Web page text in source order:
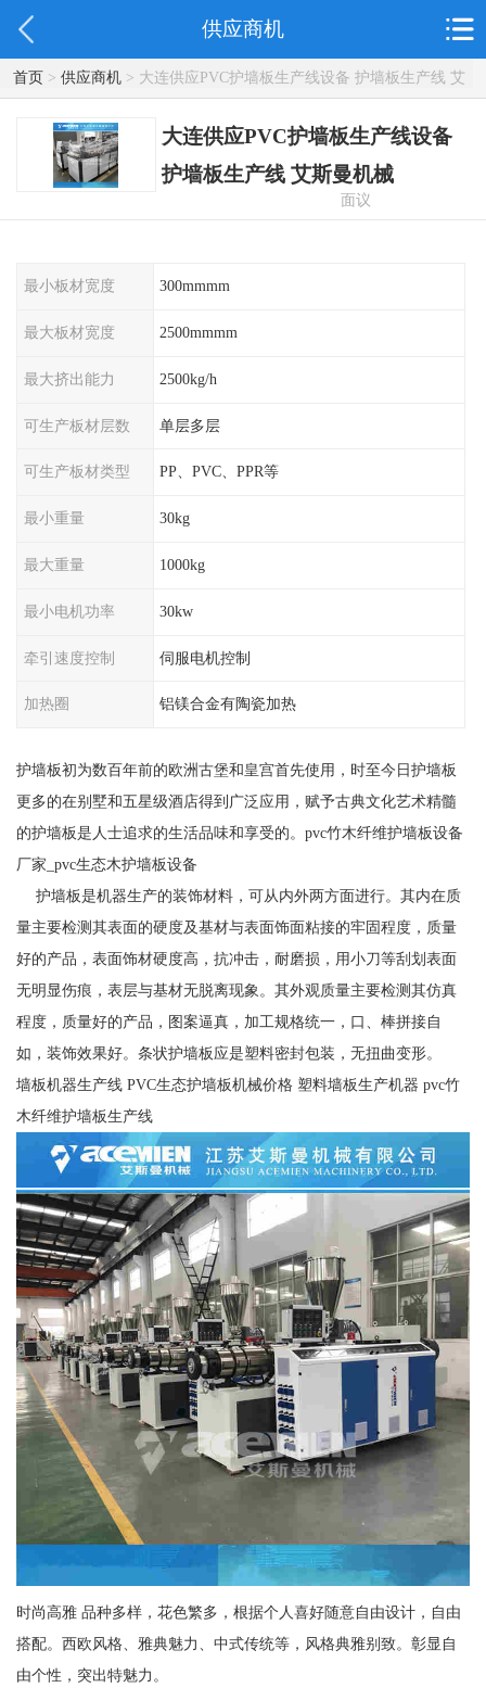
供应商机
首页> 供应商机> 大连供应PVC护墙板生产线设备 护墙板生产线 艾
斯曼机械
大连供应PVC护墙板生产线设备
护墙板生产线 艾斯曼机械
面议
最小板材宽度 300mmmm
最大板材宽度 2500mmmm
最大挤出能力 2500kg/h
可生产板材层数 单层多层
可生产板材类型 PP、PVC、PPR等
最小重量 30kg
最大重量 1000kg
最小电机功率 30kw
牵引速度控制 伺服电机控制
加热圈 铝镁合金有陶瓷加热
护墙板初为数百年前的欧洲古堡和皇宫首先使用，时至今日护墙板
更多的在别墅和五星级酒店得到广泛应用，赋予古典文化艺术精髓
的护墙板是人士追求的生活品味和享受的。pvc竹木纤维护墙板设备
厂家_pvc生态木护墙板设备
护墙板是机器生产的装饰材料，可从内外两方面进行。其内在质
量主要检测其表面的硬度及基材与表面饰面粘接的牢固程度，质量
好的产品，表面饰材硬度高，抗冲击，耐磨损，用小刀等刮划表面
无明显伤痕，表层与基材无脱离现象。其外观质量主要检测其仿真
程度，质量好的产品，图案逼真，加工规格统一，口、棒拼接自
如，装饰效果好。条状护墙板应是塑料密封包装，无扭曲变形。
墙板机器生产线 PVC生态护墙板机械价格 塑料墙板生产机器 pvc竹
木纤维护墙板生产线
时尚高雅 品种多样，花色繁多，根据个人喜好随意自由设计，自由
搭配。西欧风格、雅典魅力、中式传统等，风格典雅别致。彰显自
由个性，突出特魅力。